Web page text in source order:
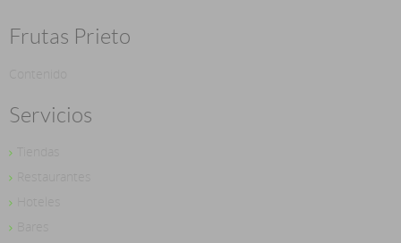
Frutas Prieto
Servicios